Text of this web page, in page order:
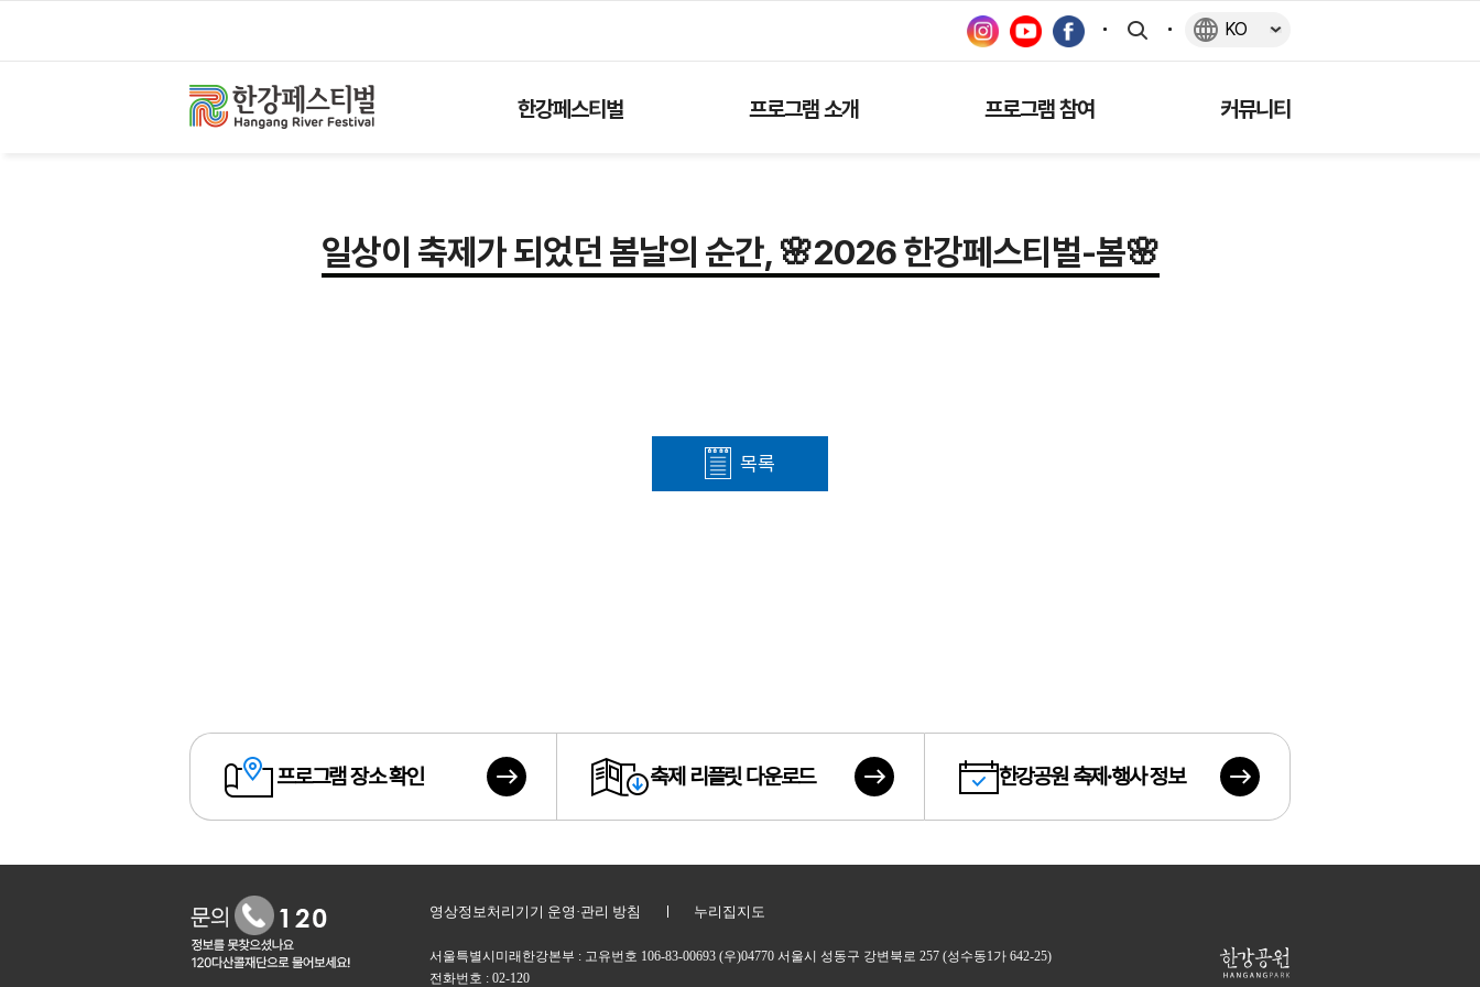
KO
KO
EN
JA
TW
한
한강페스티벌 프로그램 소개 프로그램 참여 커뮤니티
일상이 축제가 되었던 봄날의 순간, 🌸2026 한강페스티벌-봄🌸
목록
프로그램 장소 확인 축제 리플릿 다운로드 한강공원 축제·행사 정보
영상정보처리기기 운영·관리 방침 누리집지도
서울특별시미래한강본부 : 고유번호 106-83-00693 (우)04770 서울시 성동구 강변북로 257 (성수동1가 642-25)
전화번호 : 02-120